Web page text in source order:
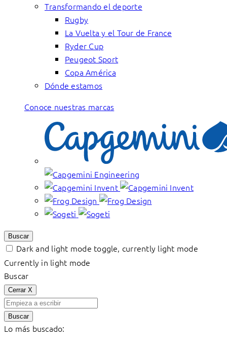
Transformando el deporte
Rugby
La Vuelta y el Tour de France
Ryder Cup
Peugeot Sport
Copa América
Dónde estamos
Conoce nuestras marcas
Buscar
Dark and light mode toggle, currently light mode
Currently in light mode
Buscar
Cerrar X
Buscar
Lo más buscado: